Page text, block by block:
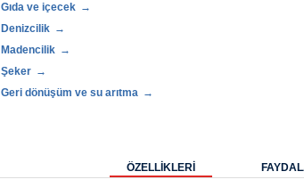
Gıda ve içecek
Denizcilik
Madencilik
Şeker
Geri dönüşüm ve su arıtma
ÖZELLİKLERİ